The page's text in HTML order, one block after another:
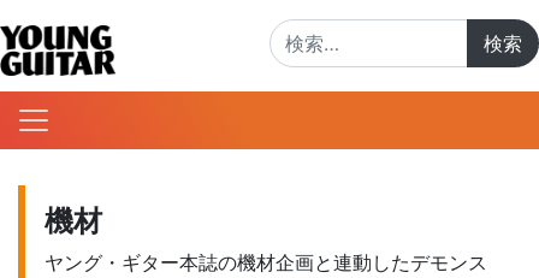
機材
ヤング・ギター本誌の機材企画と連動したデモンス